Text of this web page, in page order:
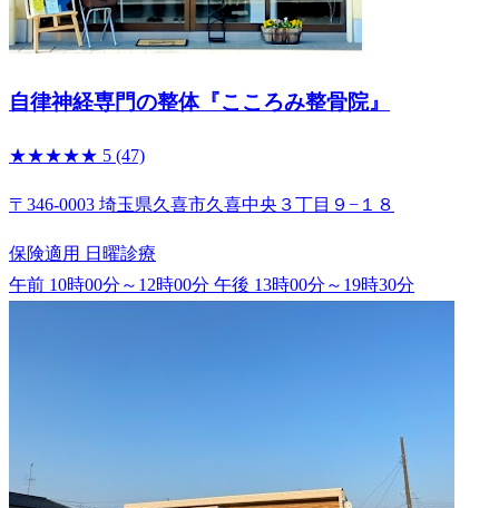
自律神経専門の整体『こころみ整骨院』
★★★★★ 5 (47)
〒346-0003 埼玉県久喜市久喜中央３丁目９−１８
保険適用 日曜診療
午前 10時00分～12時00分 午後 13時00分～19時30分